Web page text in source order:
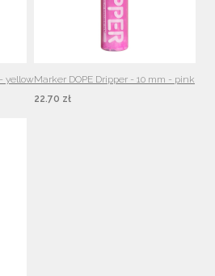
yellowMarker DOPE Dripper - 10 mm - pink
22.70 zł